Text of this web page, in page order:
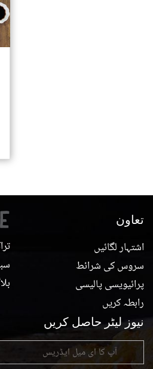
تعاون
اشتہار لگائیں
سروس کی شرائط
پرائیویسی پالیسی
رابطہ کریں
نیوز لیٹر حاصل کریں